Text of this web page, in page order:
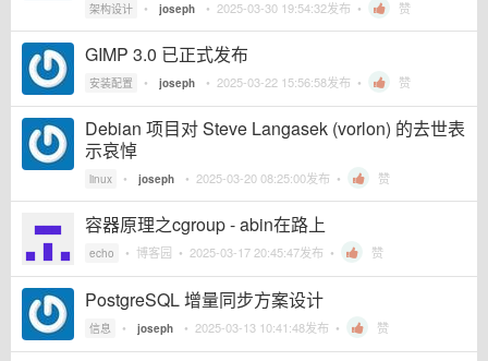
架构设计 • joseph • 2025-03-30 19:54:32发布 • 赞
GIMP 3.0 已正式发布
安装配置 • joseph • 2025-03-22 15:56:58发布 • 赞
Debian 项目对 Steve Langasek (vorlon) 的去世表
示哀悼
linux • joseph • 2025-03-20 08:25:00发布 • 赞
容器原理之cgroup - abin在路上
echo • 博客园 • 2025-03-17 20:45:47发布 • 赞
PostgreSQL 增量同步方案设计
信息 • joseph • 2025-03-13 10:41:48发布 • 赞